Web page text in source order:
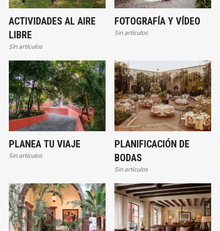
ACTIVIDADES AL AIRE
LIBRE
Sin artículos
FOTOGRAFÍA Y VÍDEO
Sin artículos
PLANEA TU VIAJE
Sin artículos
PLANIFICACIÓN DE
BODAS
Sin artículos